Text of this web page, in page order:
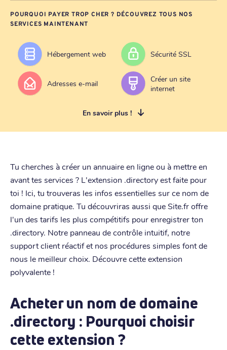
POURQUOI PAYER TROP CHER ? DÉCOUVREZ TOUS NOS
SERVICES MAINTENANT
Hébergement web Sécurité SSL
Adresses e-mail
Créer un site
internet
En savoir plus !
Tu cherches à créer un annuaire en ligne ou à mettre en
avant tes services ? L'extension .directory est faite pour
toi ! Ici, tu trouveras les infos essentielles sur ce nom de
domaine pratique. Tu découvriras aussi que Site.fr offre
l'un des tarifs les plus compétitifs pour enregistrer ton
.directory. Notre panneau de contrôle intuitif, notre
support client réactif et nos procédures simples font de
nous le meilleur choix. Découvre cette extension
polyvalente !
Acheter un nom de domaine
.directory : Pourquoi choisir
cette extension ?